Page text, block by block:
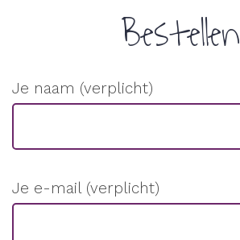
Bestellen
Je naam (verplicht)
Je e-mail (verplicht)